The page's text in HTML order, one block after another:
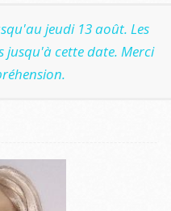
jeudi 13 août. Les
jusqu'à cette date. Merci